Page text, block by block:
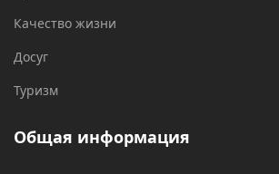
Качество жизни
Досуг
Туризм
Общая информация